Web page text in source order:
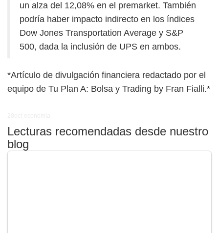
un alza del 12,08% en el premarket. También
podría haber impacto indirecto en los índices
Dow Jones Transportation Average y S&P
500, dada la inclusión de UPS en ambos.
*Artículo de divulgación financiera redactado por el
equipo de Tu Plan A: Bolsa y Trading by Fran Fialli.*
Lecturas recomendadas desde nuestro
blog